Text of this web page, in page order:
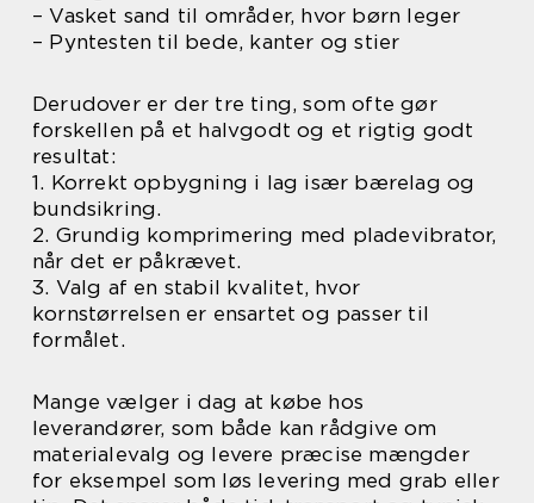
– Vasket sand til områder, hvor børn leger
– Pyntesten til bede, kanter og stier
Derudover er der tre ting, som ofte gør
forskellen på et halvgodt og et rigtig godt
resultat:
1. Korrekt opbygning i lag især bærelag og
bundsikring.
2. Grundig komprimering med pladevibrator,
når det er påkrævet.
3. Valg af en stabil kvalitet, hvor
kornstørrelsen er ensartet og passer til
formålet.
Mange vælger i dag at købe hos
leverandører, som både kan rådgive om
materialevalg og levere præcise mængder
for eksempel som løs levering med grab eller